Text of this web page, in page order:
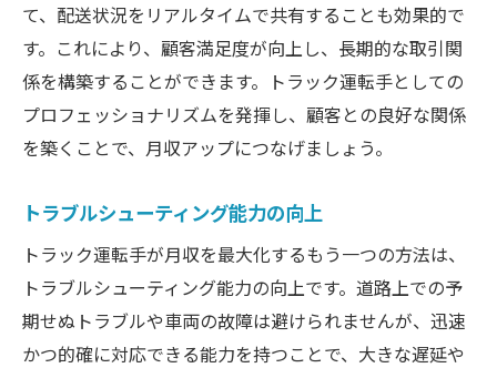
て、配送状況をリアルタイムで共有することも効果的で
す。これにより、顧客満足度が向上し、長期的な取引関
係を構築することができます。トラック運転手としての
プロフェッショナリズムを発揮し、顧客との良好な関係
を築くことで、月収アップにつなげましょう。
トラブルシューティング能力の向上
トラック運転手が月収を最大化するもう一つの方法は、
トラブルシューティング能力の向上です。道路上での予
期せぬトラブルや車両の故障は避けられませんが、迅速
かつ的確に対応できる能力を持つことで、大きな遅延や